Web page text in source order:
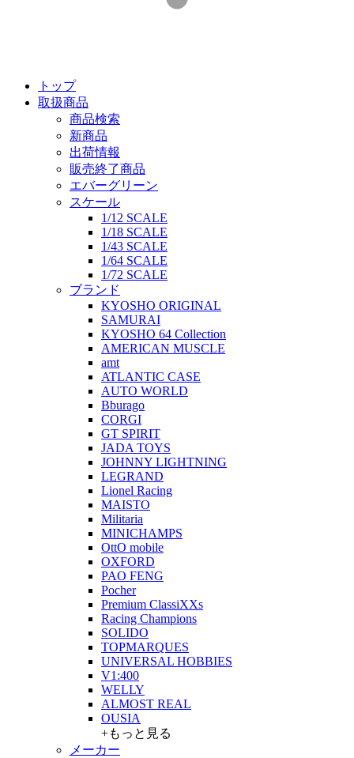
トップ
取扱商品
商品検索
新商品
出荷情報
販売終了商品
エバーグリーン
スケール
1/12 SCALE
1/18 SCALE
1/43 SCALE
1/64 SCALE
1/72 SCALE
ブランド
KYOSHO ORIGINAL
SAMURAI
KYOSHO 64 Collection
AMERICAN MUSCLE
amt
ATLANTIC CASE
AUTO WORLD
Bburago
CORGI
GT SPIRIT
JADA TOYS
JOHNNY LIGHTNING
LEGRAND
Lionel Racing
MAISTO
Militaria
MINICHAMPS
OttO mobile
OXFORD
PAO FENG
Pocher
Premium ClassiXXs
Racing Champions
SOLIDO
TOPMARQUES
UNIVERSAL HOBBIES
V1:400
WELLY
ALMOST REAL
OUSIA
+もっと見る
メーカー